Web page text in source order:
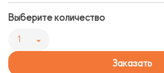
Выберите количество
1
Заказать